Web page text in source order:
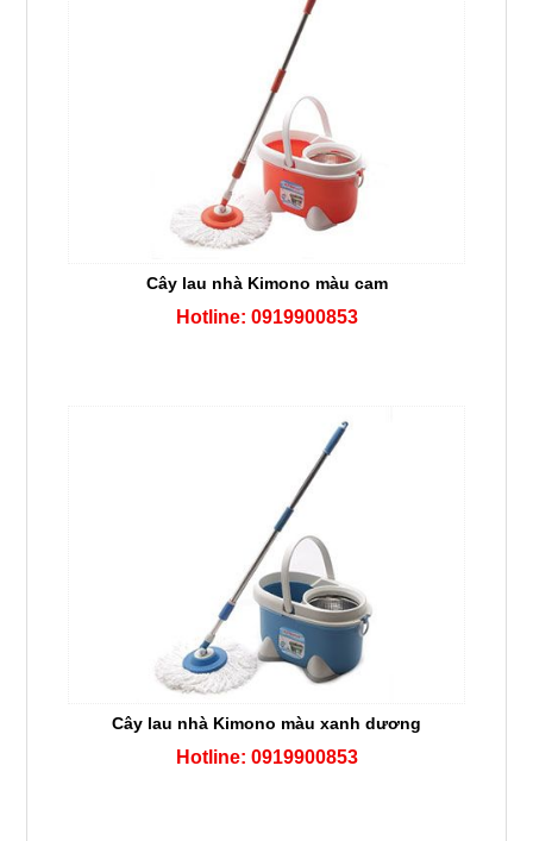
Cây lau nhà Kimono màu cam
Hotline: 0919900853
Cây lau nhà Kimono màu xanh dương
Hotline: 0919900853